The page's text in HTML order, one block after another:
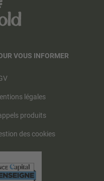
VOUS INFORMER
légales
produits
des cookies